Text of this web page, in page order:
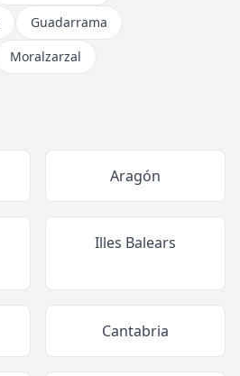
Guadarrama
Moralzarzal
Aragón
Illes Balears
Cantabria